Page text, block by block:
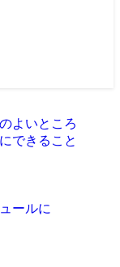
よいところ
できること
ールに